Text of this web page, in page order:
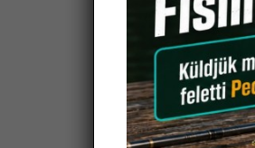
(1)
(1)
TOP MIX
1